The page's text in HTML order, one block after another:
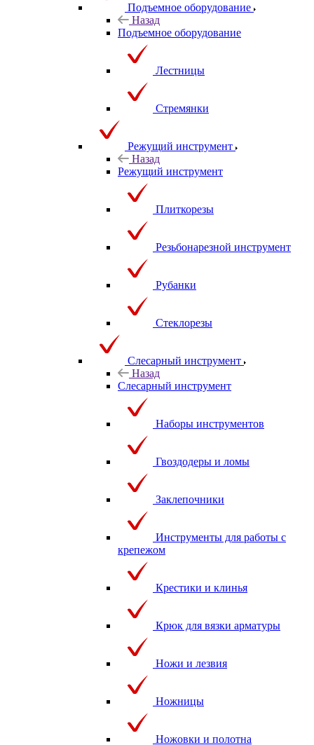
Подъемное оборудование
Назад
Подъемное оборудование
Лестницы
Стремянки
Режущий инструмент
Назад
Режущий инструмент
Плиткорезы
Резьбонарезной инструмент
Рубанки
Стеклорезы
Слесарный инструмент
Назад
Слесарный инструмент
Наборы инструментов
Гвоздодеры и ломы
Заклепочники
Инструменты для работы с
крепежом
Крестики и клинья
Крюк для вязки арматуры
Ножи и лезвия
Ножницы
Ножовки и полотна